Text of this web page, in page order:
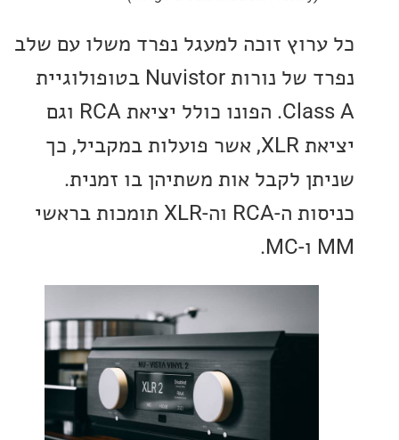
זוכה למעגל נפרד משלו עם שלב
נפרד של נורות Nuvistor בטופולוגיית
Class A. הפונו כולל יציאת RCA וגם
יציאת XLR, אשר פועלות במקביל, כך
לקבל אות משתיהן בו זמנית.
כניסות ה-RCA וה-XLR תומכות בראשי